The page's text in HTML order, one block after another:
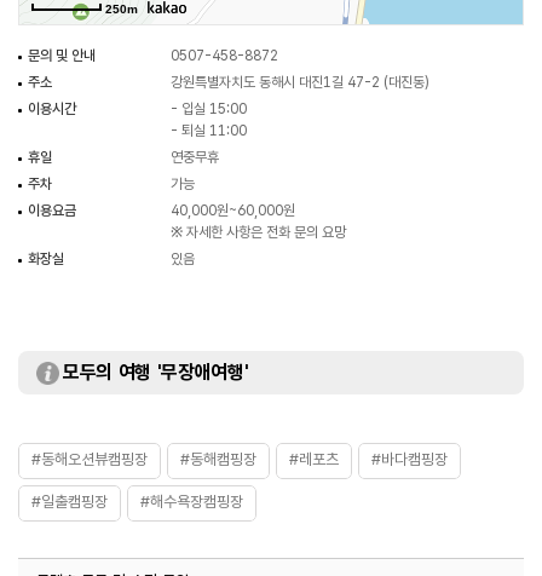
250m
문의 및 안내
0507-458-8872
주소
강원특별자치도 동해시 대진1길 47-2 (대진동)
이용시간
- 입실 15:00
- 퇴실 11:00
휴일
연중무휴
주차
가능
이용요금
40,000원~60,000원
※ 자세한 사항은 전화 문의 요망
화장실
있음
모두의 여행 '무장애여행'
#동해오션뷰캠핑장 #동해캠핑장 #레포츠 #바다캠핑장
#일출캠핑장 #해수욕장캠핑장